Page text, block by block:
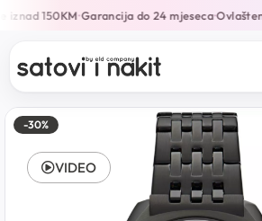
150KM•Garancija do 24 mjeseca•
-30%
VIDEO